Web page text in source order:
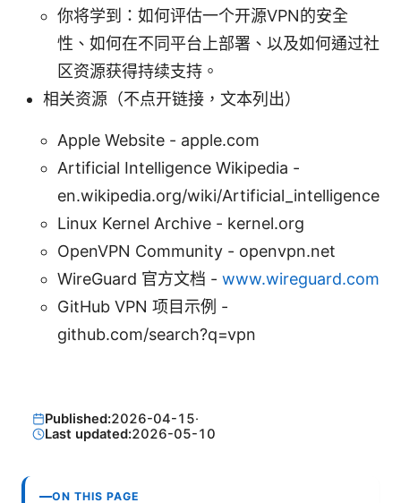
你将学到：如何评估一个开源VPN的安全
性、如何在不同平台上部署、以及如何通过社
区资源获得持续支持。
相关资源（不点开链接，文本列出）
Apple Website - apple.com
Artificial Intelligence Wikipedia -
en.wikipedia.org/wiki/Artificial_intelligence
Linux Kernel Archive - kernel.org
OpenVPN Community - openvpn.net
WireGuard 官方文档 - www.wireguard.com
GitHub VPN 项目示例 -
github.com/search?q=vpn
Published:2026-04-15·
Last updated:2026-05-10
ON THIS PAGE